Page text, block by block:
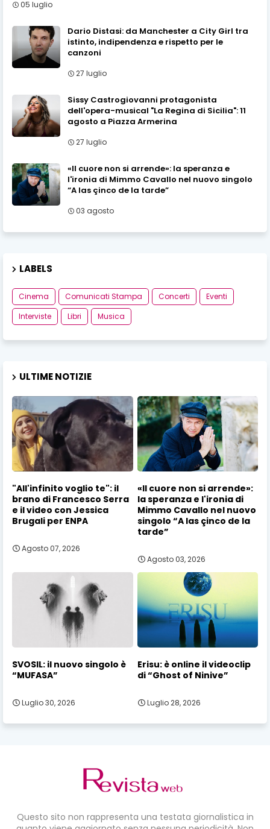
05 luglio
Dario Distasi: da Manchester a City Girl tra
istinto, indipendenza e rispetto per le
canzoni
27 luglio
Sissy Castrogiovanni protagonista
dell'opera-musical "La Regina di Sicilia": 11
agosto a Piazza Armerina
27 luglio
«Il cuore non si arrende»: la speranza e
l'ironia di Mimmo Cavallo nel nuovo singolo
“A las çinco de la tarde”
03 agosto
LABELS
Cinema Comunicati Stampa Concerti
Eventi
Interviste
Libri Musica
ULTIME NOTIZIE
"All'infinito voglio te": il
brano di Francesco Serra
e il video con Jessica
Brugali per ENPA
Agosto 07, 2026
«Il cuore non si arrende»:
la speranza e l'ironia di
Mimmo Cavallo nel nuovo
singolo “A las çinco de la
tarde”
Agosto 03, 2026
SVOSIL: il nuovo singolo è
“MUFASA”
Luglio 30, 2026
Erisu: è online il videoclip
di “Ghost of Ninive”
Luglio 28, 2026
Questo sito non rappresenta una testata giornalistica in